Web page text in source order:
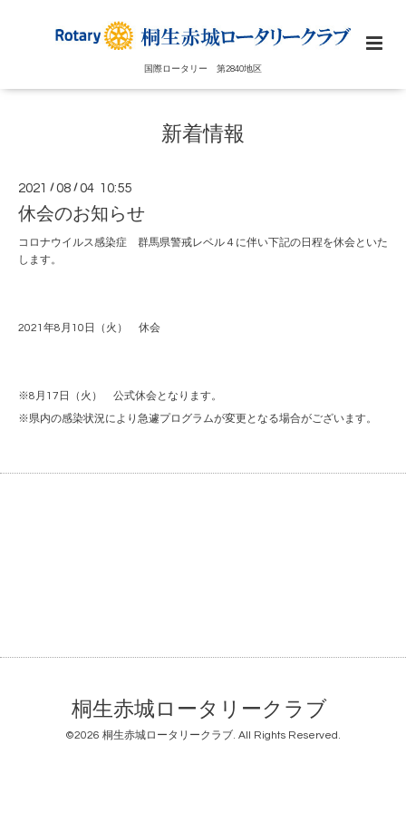
国際ロータリー 第2840地区
新着情報
2021 /08 /04 10:55
休会のお知らせ
コロナウイルス感染症 群馬県警戒レベル４に伴い下記の日程を休会といた
します。
2021年8月10日（火） 休会
※8月17日（火） 公式休会となります。
※県内の感染状況により急遽プログラムが変更となる場合がございます。
桐生赤城ロータリークラブ
©2026 桐生赤城ロータリークラブ. All Rights Reserved.